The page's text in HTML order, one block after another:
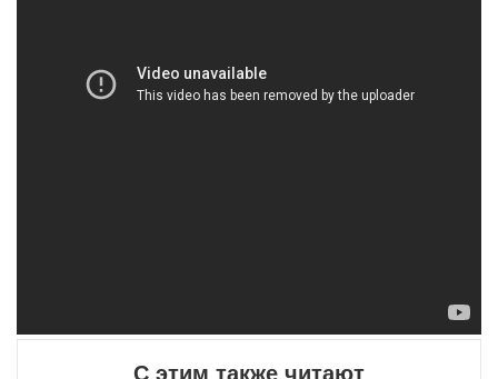
С этим также читают